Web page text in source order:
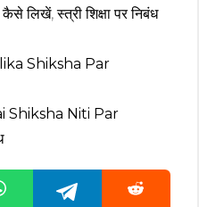
कैसे लिखें,स्त्री शिक्षा पर निबंध
Shiksha Par
Shiksha Niti Par